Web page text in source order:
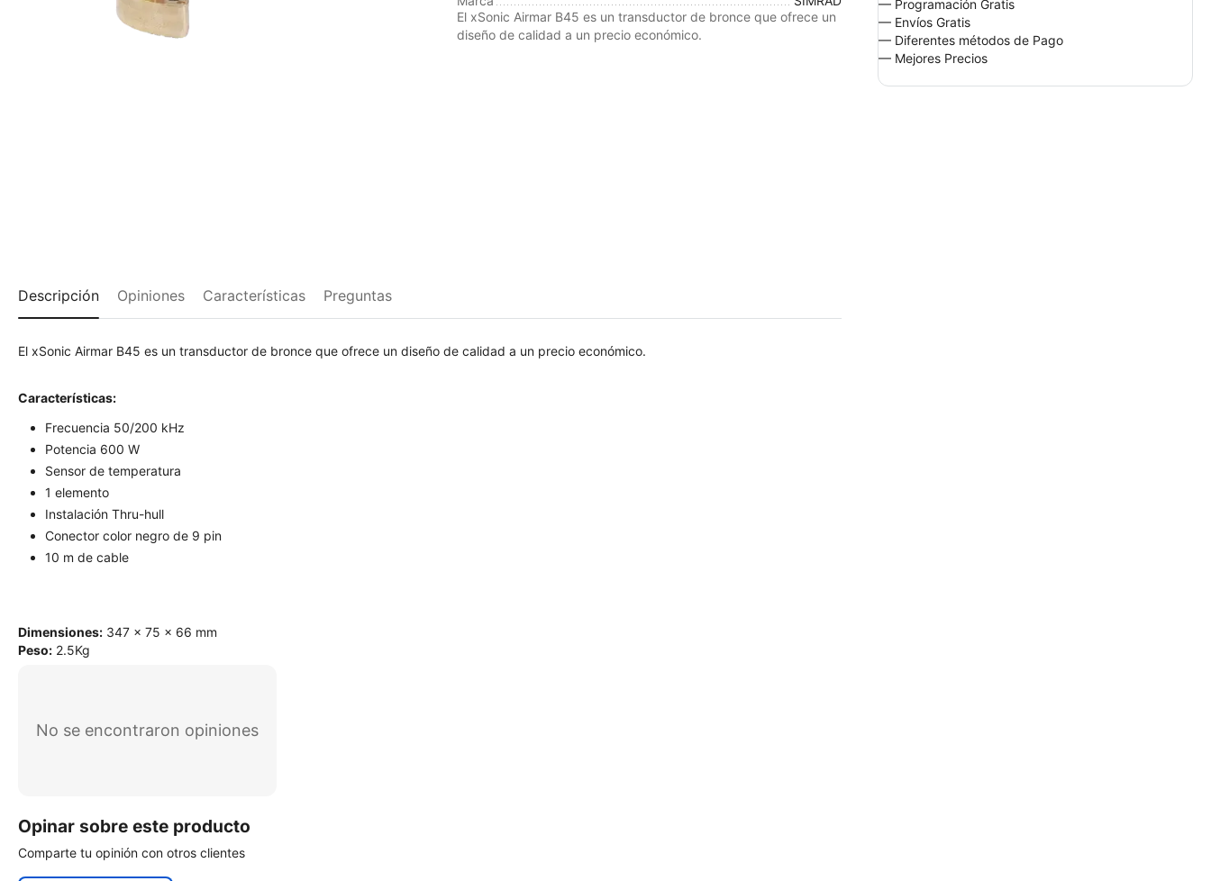
El xSonic Airmar B45 es un transductor de bronce que ofrece un
diseño de calidad a un precio económico.
— Programación Gratis
— Envíos Gratis
— Diferentes métodos de Pago
— Mejores Precios
Descripción Opiniones Características Preguntas
El xSonic Airmar B45 es un transductor de bronce que ofrece un diseño de calidad a un precio económico.
Características:
Frecuencia 50/200 kHz
Potencia 600 W
Sensor de temperatura
1 elemento
Instalación Thru-hull
Conector color negro de 9 pin
10 m de cable
Dimensiones: 347 x 75 x 66 mm
Peso: 2.5Kg
No se encontraron opiniones
Opinar sobre este producto
Comparte tu opinión con otros clientes